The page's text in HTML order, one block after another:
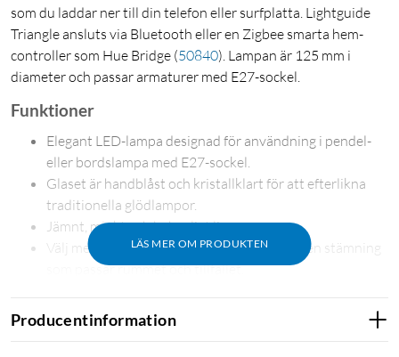
som du laddar ner till din telefon eller surfplatta. Lightguide
Triangle ansluts via Bluetooth eller en Zigbee smarta hem-
controller som Hue Bridge (50840). Lampan är 125 mm i
diameter och passar armaturer med E27-sockel.
LÄS MER OM PRODUKTEN
Funktioner
Elegant LED-lampa designad för användning i pendel-
eller bordslampa med E27-sockel.
Glaset är handblåst och kristallklart för att efterlikna
traditionella glödlampor.
Jämnt, mjukt och behagligt ljus.
Välj mellan vitt och färgat ljus för att skapa en stämning
som passar rummet och tillfället.
strömbrytare med dimmer (tillbehör kräver en Zigbee
Producentinformation